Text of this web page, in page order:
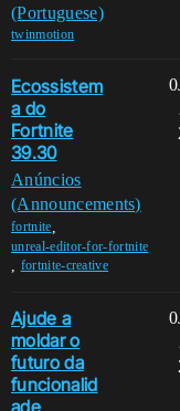
(Portuguese)
twinmotion
Ecossistem
a do
Fortnite
39.30
Anúncios
(Announcements)
fortnite
unreal-editor-for-fortnite
fortnite-creative
0
Ajude a
moldar o
futuro da
funcionalid
0